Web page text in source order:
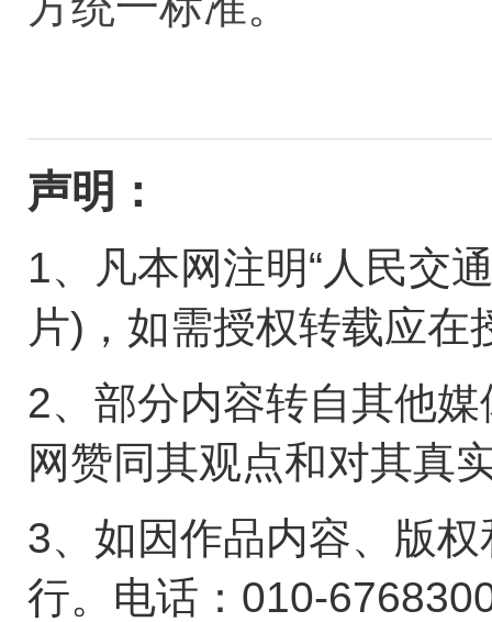
声明：
1、凡本网注明“人民交
片)，如需授权转载应
2、部分内容转自其他
网赞同其观点和对其真
3、如因作品内容、版
行。电话：010-